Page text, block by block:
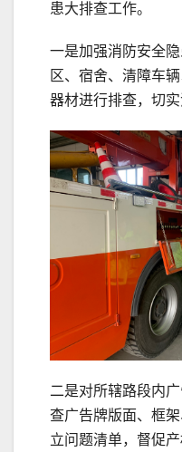
患大排查工作。
一是加强消防安全
区、宿舍、清障车
器材进行排查，切
二是对所辖路段内
查广告牌版面、框
立问题清单，督促